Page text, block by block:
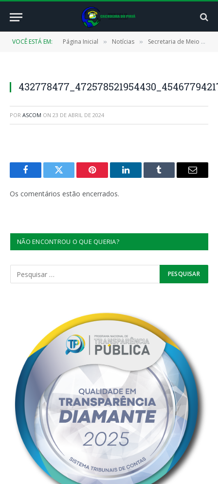
VOCÊ ESTÁ EM: Página Inicial » Notícias » Secretaria de Meio Ambiente inicia distribuição de mudas de açaí
POR ASCOM ON 23 DE ABRIL DE 2024
FacebookTwitter Pinterest LinkedInTumblr
E-
Os comentários estão encerrados.
NÃO ENCONTROU O QUE QUERIA?